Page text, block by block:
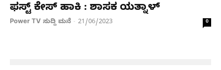
ಫಸ್ಟ್ ಕೇಸ್ ಹಾಕಿ : ಶಾಸಕ ಯತ್ನಾಳ್
Power TV ಸುದ್ದಿ ಮನೆ - 21/06/2023 0